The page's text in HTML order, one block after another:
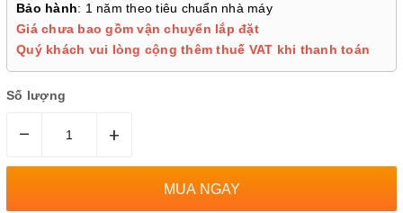
Bảo hành: 1 năm theo tiêu chuẩn nhà máy
Giá chưa bao gồm vận chuyển lắp đặt
Quý khách vui lòng cộng thêm thuế VAT khi thanh toán
Số lượng
– +
MUA NGAY